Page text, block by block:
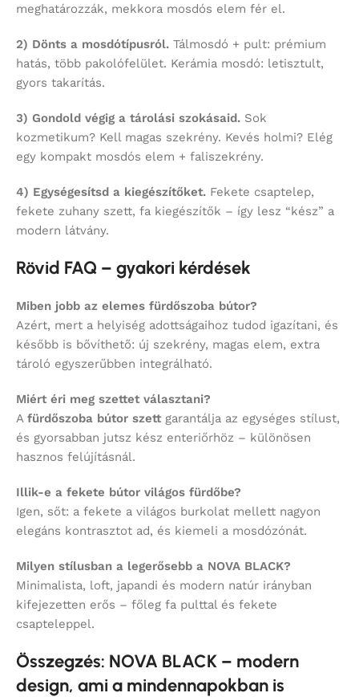
meghatározzák, mekkora mosdós elem fér el.
2) Dönts a mosdótípusról. Tálmosdó + pult: prémium
hatás, több pakolófelület. Kerámia mosdó: letisztult,
gyors takarítás.
3) Gondold végig a tárolási szokásaid. Sok
kozmetikum? Kell magas szekrény. Kevés holmi? Elég
egy kompakt mosdós elem + faliszekrény.
4) Egységesítsd a kiegészítőket. Fekete csaptelep,
fekete zuhany szett, fa kiegészítők – így lesz “kész” a
modern látvány.
Rövid FAQ – gyakori kérdések
Miben jobb az elemes fürdőszoba bútor?
Azért, mert a helyiség adottságaihoz tudod igazítani, és
később is bővíthető: új szekrény, magas elem, extra
tároló egyszerűbben integrálható.
Miért éri meg szettet választani?
A fürdőszoba bútor szett garantálja az egységes stílust,
és gyorsabban jutsz kész enteriőrhöz – különösen
hasznos felújításnál.
Illik-e a fekete bútor világos fürdőbe?
Igen, sőt: a fekete a világos burkolat mellett nagyon
elegáns kontrasztot ad, és kiemeli a mosdózónát.
Milyen stílusban a legerősebb a NOVA BLACK?
Minimalista, loft, japandi és modern natúr irányban
kifejezetten erős – főleg fa pulttal és fekete
csapteleppel.
Összegzés: NOVA BLACK – modern
design, ami a mindennapokban is